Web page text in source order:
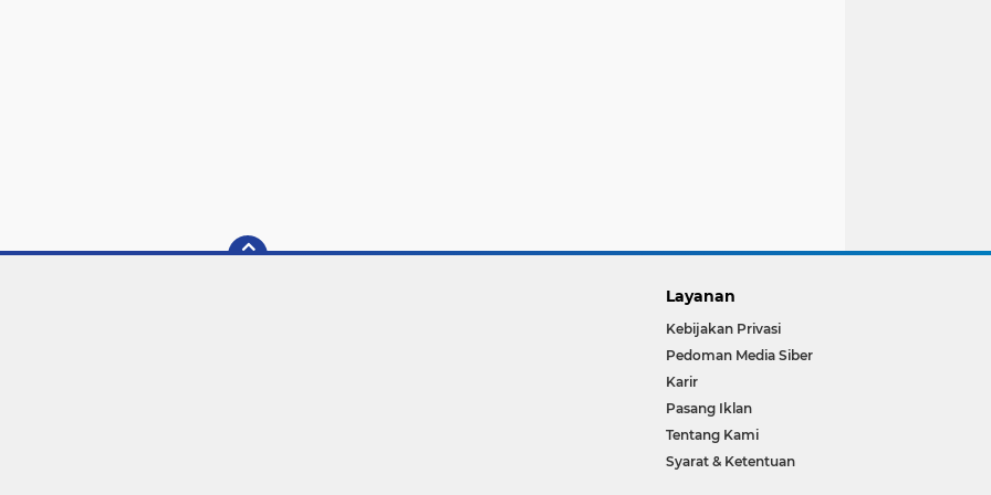
Layanan
Kebijakan Privasi
Pedoman Media Siber
Karir
Pasang Iklan
Tentang Kami
Syarat & Ketentuan